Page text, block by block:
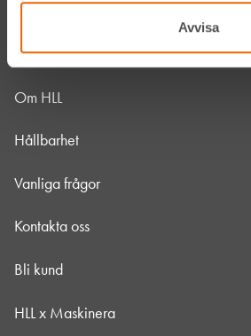
Avvisa
Jobba hos oss
HLLÅ! Vår värld
Om HLL
Hållbarhet
Vanliga frågor
Kontakta oss
Bli kund
HLL x Maskinera